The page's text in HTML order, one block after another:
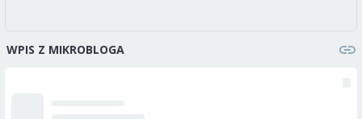
WPIS Z MIKROBLOGA